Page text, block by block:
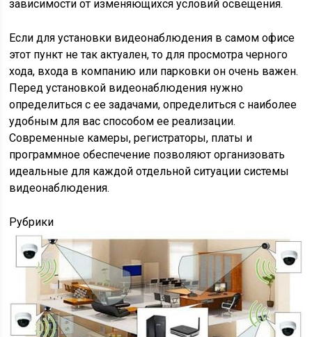
зависимости от изменяющихся условий освещения.
Если для установки видеонаблюдения в самом офисе
этот пункт не так актуален, то для просмотра черного
хода, входа в компанию или парковки он очень важен.
Перед установкой видеонаблюдения нужно
определиться с ее задачами, определиться с наиболее
удобным для вас способом ее реализации.
Современные камеры, регистраторы, платы и
программное обеспечение позволяют организовать
идеальные для каждой отдельной ситуации системы
видеонаблюдения.
Рубрики